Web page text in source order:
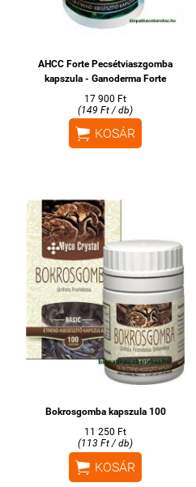
AHCC Forte Pecsétviaszgomba
kapszula - Ganoderma Forte
17 900 Ft
(149 Ft / db)
 KOSÁR
Bokrosgomba kapszula 100
11 250 Ft
(113 Ft / db)
 KOSÁR